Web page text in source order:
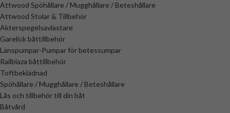
Attwood Spöhållare / Mugghållare / Beteshållare
Attwood Stolar & Tillbehör
Akterspegelsavlastare
Garelick båttillbehör
Länspumpar-Pumpar för betessumpar
Railblaza båttillbehör
Toftbeklädnad
Spöhållare / Mugghållare / Beteshållare
Lås och tillbehör till din båt
Båtvård